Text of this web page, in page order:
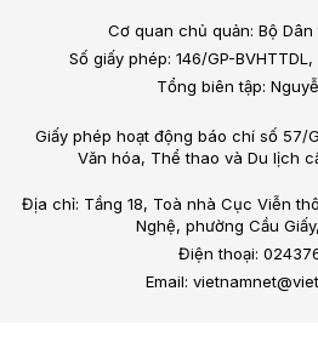
Cơ quan chủ quản: Bộ
Số giấy phép: 146/GP-
Tổng biên tập:
Giấy phép hoạt động báo chí số 57/
Văn hóa, Thể thao và Du lịch
Địa chỉ: Tầng 18, Toà nhà Cục Viễn
Nghệ, phường Cầu
Điện thoại:
Email: